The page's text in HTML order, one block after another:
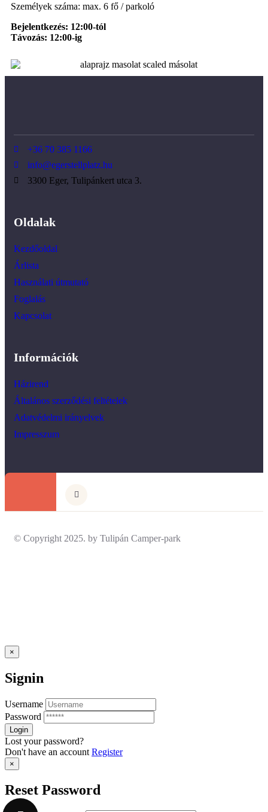
Személyek száma: max. 6 fő / parkoló
Bejelentkezés: 12:00-tól
Távozás: 12:00-ig
+36 70 385 1166
info@egerstellplatz.hu
3300 Eger, Tulipánkert utca 3.
Oldalak
Kezdőoldal
Árlista
Használati útmutató
Foglalás
Kapcsolat
Információk
Házirend
Általános szerződési feltételek
Adatvédelmi irányelvek
Impresszum
© Copyright 2025. by Tulipán Camper-park
×
Signin
Username
Password
Lost your password?
Don't have an account Register
×
Reset Password